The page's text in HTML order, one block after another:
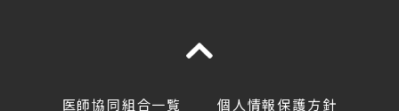
医師協同組合一覧 個人情報保護方針